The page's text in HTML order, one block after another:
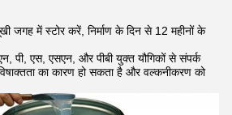
जगह में स्टोर करें, निर्माण के दिन से 12 महीनों के
पी, एस, एसएन, और पीबी युक्त यौगिकों से संपर्क
का कारण हो सकता है और वल्कनीकरण को